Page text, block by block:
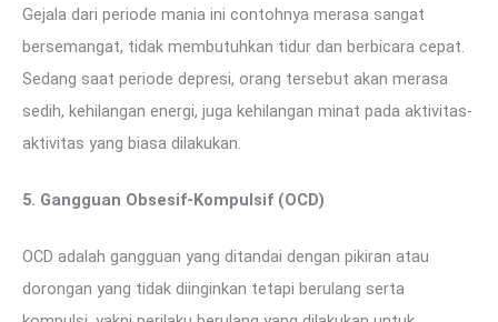
Gejala dari periode mania ini contohnya merasa sangat
bersemangat, tidak membutuhkan tidur dan berbicara cepat.
Sedang saat periode depresi, orang tersebut akan merasa
sedih, kehilangan energi, juga kehilangan minat pada aktivitas-
aktivitas yang biasa dilakukan.
5. Gangguan Obsesif-Kompulsif (OCD)
OCD adalah gangguan yang ditandai dengan pikiran atau
dorongan yang tidak diinginkan tetapi berulang serta